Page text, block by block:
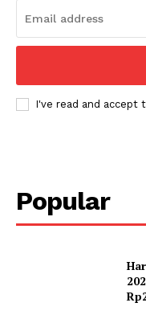
I've read and accept
Popular